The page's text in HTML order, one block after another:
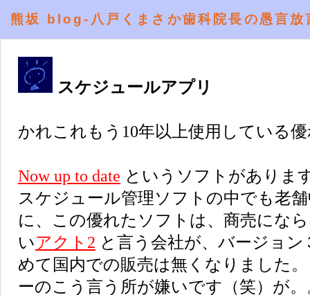
熊坂 blog-八戸くまさか歯科院長の愚言
スケジュールアプリ
かれこれもう10年以上使用している
Now up to date というソフトがありま
スケジュール管理ソフトの中でも老
に、この優れたソフトは、商売にな
いアクト2 と言う会社が、バージョン
めて国内での販売は無くなりました
ーのこう言う所が嫌いです（笑）が。